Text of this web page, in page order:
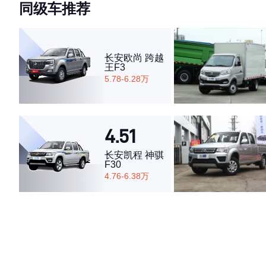
同级车推荐
长安欧尚 跨越
王F3
5.78-6.28万
4.51
长安凯程 神骐
F30
4.76-6.38万